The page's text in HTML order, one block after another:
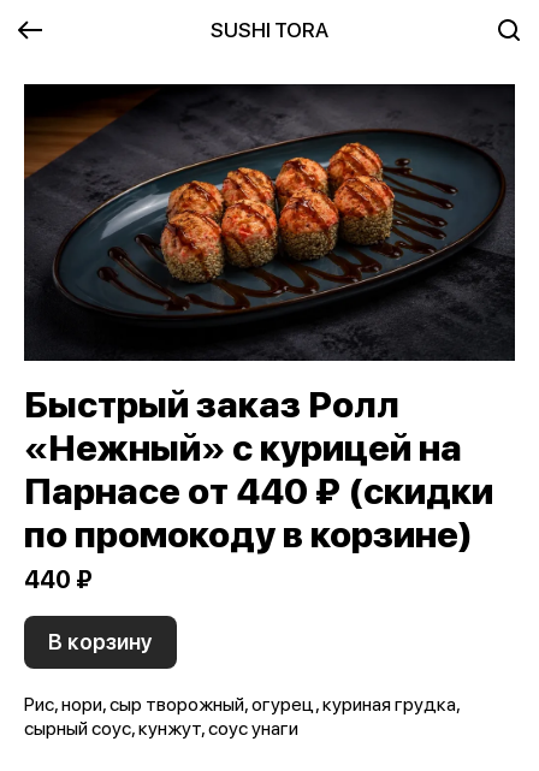
SUSHI TORA
Быстрый заказ Ролл
«Нежный» с курицей на
Парнасе от 440 ₽ (скидки
по промокоду в корзине)
440 ₽
В корзину
Рис, нори, сыр творожный, огурец, куриная грудка,
сырный соус, кунжут, соус унаги